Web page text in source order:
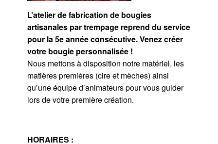
L’atelier de fabrication de bougies
artisanales par trempage reprend du service
pour la 5e année consécutive. Venez créer
votre bougie personnalisée !
Nous mettons à disposition notre matériel, les
matières premières (cire et mèches) ainsi
qu’une équipe d’animateurs pour vous guider
lors de votre première création.
HORAIRES :